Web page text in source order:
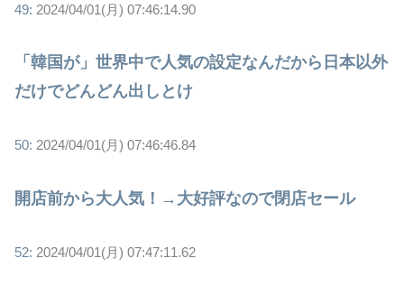
49: 2024/04/01(月) 07:46:14.90
「韓国が」世界中で人気の設定なんだから日本以外
だけでどんどん出しとけ
50: 2024/04/01(月) 07:46:46.84
開店前から大人気！→大好評なので閉店セール
52: 2024/04/01(月) 07:47:11.62